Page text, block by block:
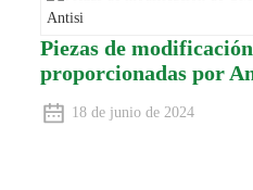
Piezas de
proporcionadas por
18 de junio de 2024